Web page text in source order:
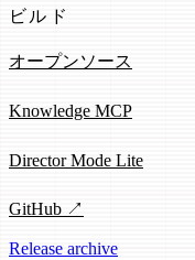
ビルド
オープンソース
Knowledge MCP
Director Mode Lite
GitHub ↗
Release archive